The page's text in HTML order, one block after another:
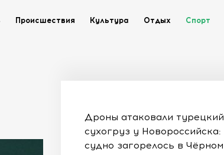
Происшествия Культура Отдых Спорт
Дроны атаковали турецкий
сухогруз у Новороссийска:
судно загорелось в Чёрном